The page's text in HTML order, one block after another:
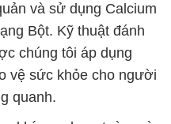
và sử dụng Calcium
Bột. Kỹ thuật đánh
chúng tôi áp dụng
vệ sức khỏe cho người
quanh.